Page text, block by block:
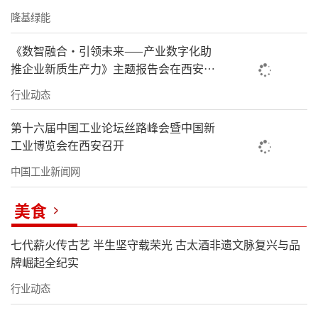
隆基绿能
《数智融合·引领未来——产业数字化助
推企业新质生产力》主题报告会在西安召
开
行业动态
第十六届中国工业论坛丝路峰会暨中国新
工业博览会在西安召开
中国工业新闻网
美食
七代薪火传古艺 半生坚守载荣光 古太酒非遗文脉复兴与品
牌崛起全纪实
行业动态